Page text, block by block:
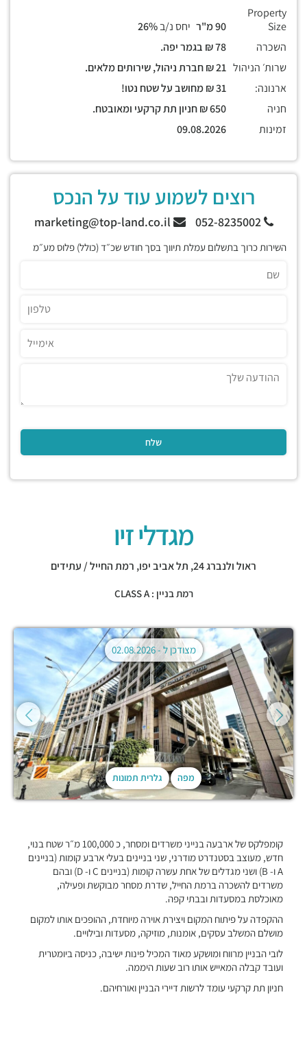
Property
Size
יחס נ/ב
השכרה
שרות׳ הניהול
ארנונה:
חניה
זמינות
רוצים לשמוע עוד על הנכס
052-8235002
השירות כרוך בתשלום עמלת תיווך בסך חודש שכ״ד (כולל) פלוס מע״מ
מגדלי זיו
ראול ולנברג 24, תל אביב יפו, רמת החייל / עתידים
רמת בניין : CLASS A
מפה גלרית תמונות
מצודכן ל -02.08.2026
קומפלקס של ארבעה בנייני משרדים ומסחר, כ 100,000 מ״ר שטח בנוי,
חדש, מעוצב בסטנדרט מודרני, שני בניינים בעלי ארבע קומות (בניינים
A ו- B) ושני מגדלים של אחת עשרה קומות (בניינים C ו- D) ובהם
משרדים להשכרה ברמת החייל, שדרת מסחר מבוקשת ופעילה,
מאוכלסת במסעדות ובבתי קפה.
ההקפדה על פיתוח המקום ויצירת אוירה מיוחדת, ההופכים אותו למקום
מושלם המשלב עסקים, אומנות, מוזיקה, מסעדות ובילויים.
לובי הבניין מרווח ומושקע מאוד המכיל פינות ישיבה, כניסה ביומטרית
ועובד קבלה המאייש אותו רוב שעות היממה.
חניון תת קרקעי עומד לרשות דיירי הבניין ואורחיהם.